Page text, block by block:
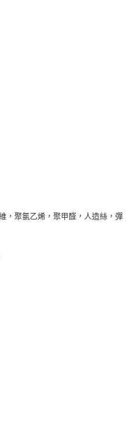
，聚氯乙烯，聚甲醛，人造絲，彈